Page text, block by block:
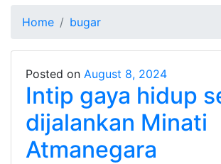
Home bugar
Posted on August 8, 2024
Intip gaya hidup
dijalankan Minati
Atmanegara